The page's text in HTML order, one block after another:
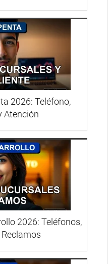
2026: Teléfono,
Atención
2026: Teléfonos,